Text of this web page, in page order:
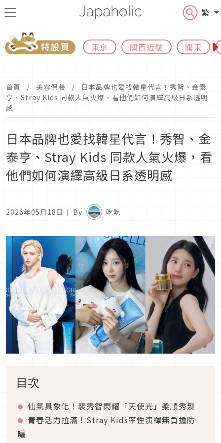
繁
東京 關西近畿 關東
首頁 美容保養
日本品牌也愛找韓星代言！秀智、金泰
亨、Stray Kids 同款人氣火爆，看他們如何演繹高級日系透明
感
日本品牌也愛找韓星代言！秀智、金
泰亨、Stray Kids 同款人氣火爆，看
他們如何演繹高級日系透明感
2026年05月18日 ｜ By 吃吃
目次
仙氣具象化！裴秀智閃耀「天使光」柔順秀髮
青春活力拉滿！Stray Kids率性演繹無負擔防
曬